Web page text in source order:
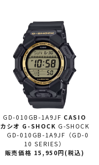
GD-010GB-1A9JF CASIO
カシオ G-SHOCKG-SHOCK
GD-010GB-1A9JF（GD-0
10 SERIES）
販売価格 15,950円(税込)